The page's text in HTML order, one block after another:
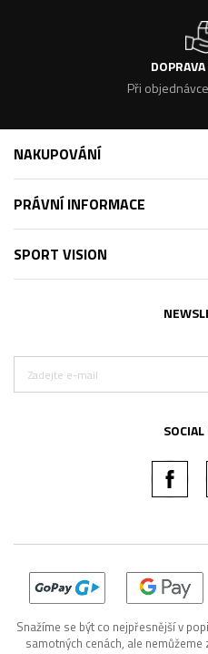
Při
NAKUPOVÁNÍ
PRÁVNÍ INFORMACE
SPORT VISION
Snažíme se být co nejpřesnější v
samotných cenách, ale